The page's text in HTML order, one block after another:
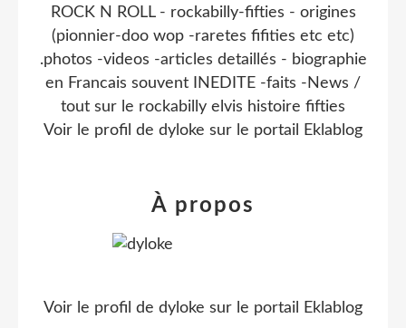
ROCK N ROLL - rockabilly-fifties - origines
(pionnier-doo wop -raretes fifities etc etc)
.photos -videos -articles detaillés - biographie
en Francais souvent INEDITE -faits -News /
tout sur le rockabilly elvis histoire fifties
Voir le profil de dyloke sur le portail Eklablog
À propos
Voir le profil de dyloke sur le portail Eklablog